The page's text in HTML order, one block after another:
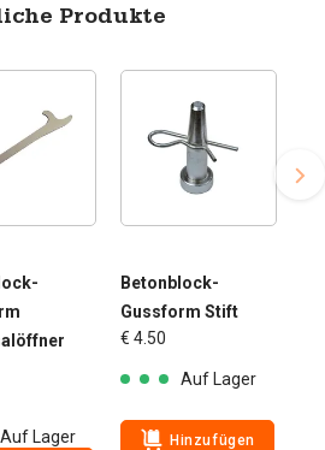
Produkte
Auf Lager
Betonblock-
Gussform Stift
€ 4.50
Auf Lager
Hinzufügen